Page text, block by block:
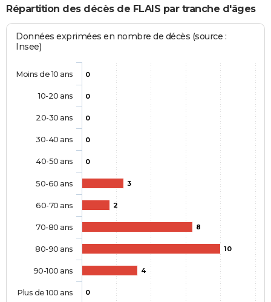
Répartition des décès de FLAIS par tranche d'âges
Données exprimées en nombre de décès (source :
Insee)
0
0
0
0
0
3
2
8
10
4
0
Moins de 10 ans
10-20 ans
20-30 ans
30-40 ans
40-50 ans
50-60 ans
60-70 ans
70-80 ans
80-90 ans
90-100 ans
Plus de 100 ans